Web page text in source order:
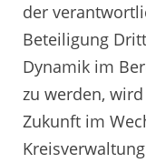
der
Beteiligung
Dynamik im
zu werden,
Zukunft im